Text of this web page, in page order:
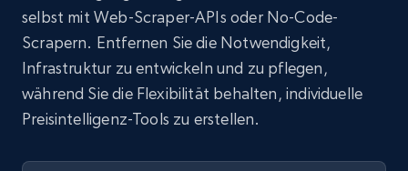
selbst mit Web-Scraper-APIs oder No-Code-
Scrapern. Entfernen Sie die Notwendigkeit,
Infrastruktur zu entwickeln und zu pflegen,
während Sie die Flexibilität behalten, individuelle
Preisintelligenz-Tools zu erstellen.